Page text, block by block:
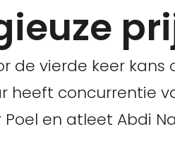
de vierde keer
heeft concurrentie
en atleet Abdi